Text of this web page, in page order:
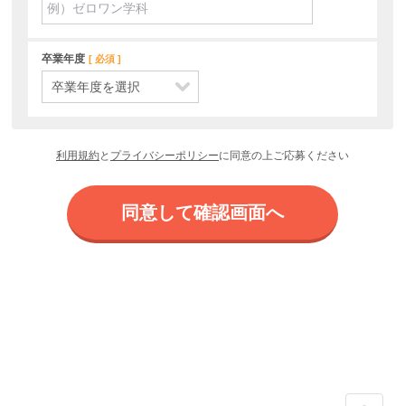
卒業年度 必須
利用規約と プライバシーポリシーに同意の上ご応募ください
同意して確認画面へ